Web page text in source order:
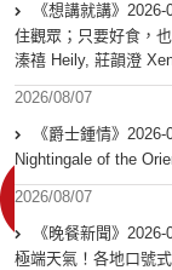
《想講就講》
住觀眾；只要好食，
溱禧 Heily, 莊韻澄
2026/08/07
《爵士鍾情》
Nightingale of the
2026/08/07
《晚餐新聞》
極端天氣！各地口號